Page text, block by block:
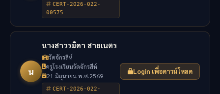
CERT-2026-022-
00575
น
นางสาวรมิดา สายเนตร
วัดจักรสีห์
ครูโรงเรียนวัดจักรสีห์
21 มิถุนายน พ.ศ.2569
CERT-2026-022-
Login เพื่อดาวน์โหลด